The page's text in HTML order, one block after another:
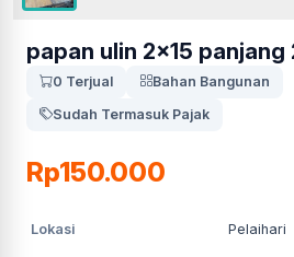
papan ulin 2x15 panjang
0 Terjual
Bahan Bangunan
Sudah Termasuk Pajak
Rp150.000
Lokasi Pelaihari